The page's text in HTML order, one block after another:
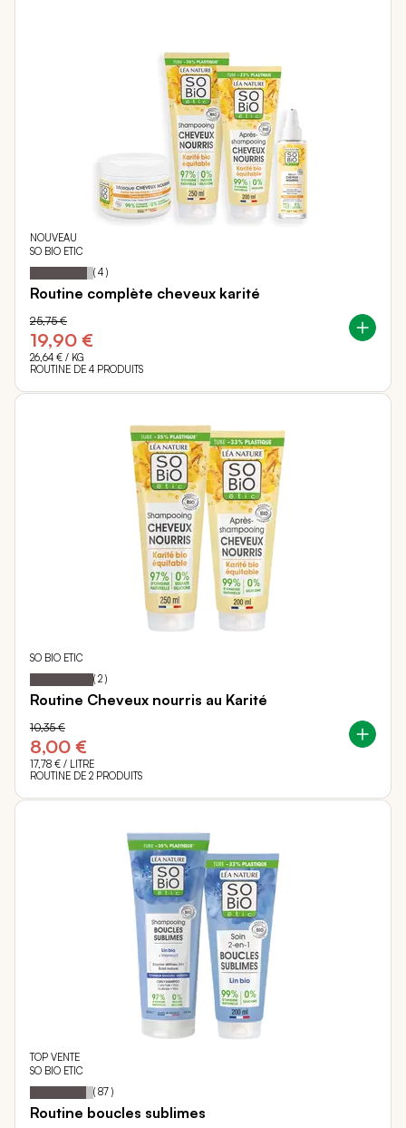
NOUVEAU
SO BIO ETIC
Notation: 90
% of
( 4 )
Routine complète cheveux karité
19,90 €
25,75 €
26,64 € / KG
ROUTINE DE 4 PRODUITS
SO BIO ETIC
Notation: 100
% of
( 2 )
Routine Cheveux nourris au Karité
8,00 €
10,35 €
17,78 € / LITRE
ROUTINE DE 2 PRODUITS
TOP VENTE
SO BIO ETIC
Notation: 88
% of
( 87 )
Routine boucles sublimes